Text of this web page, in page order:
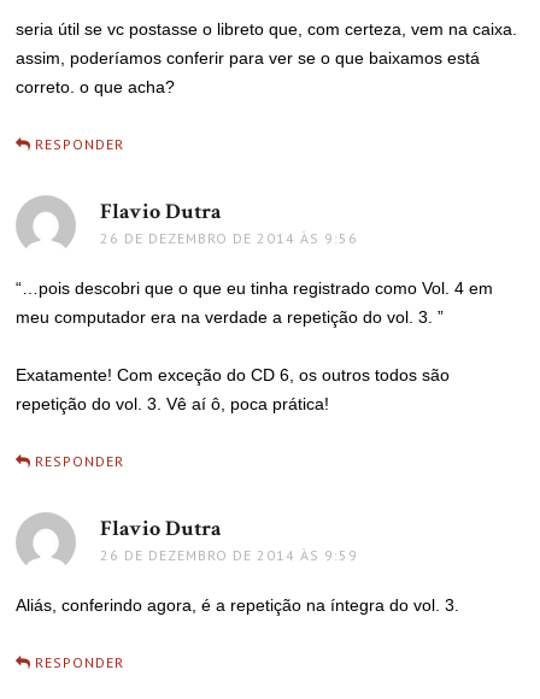
seria útil se vc postasse o libreto que, com certeza, vem na caixa.
assim, poderíamos conferir para ver se o que baixamos está
correto. o que acha?
RESPONDER
Flavio Dutra
26 DE DEZEMBRO DE 2014 ÀS 9:56
“…pois descobri que o que eu tinha registrado como Vol. 4 em
meu computador era na verdade a repetição do vol. 3. ”
Exatamente! Com exceção do CD 6, os outros todos são
repetição do vol. 3. Vê aí ô, poca prática!
RESPONDER
Flavio Dutra
26 DE DEZEMBRO DE 2014 ÀS 9:59
Aliás, conferindo agora, é a repetição na íntegra do vol. 3.
RESPONDER